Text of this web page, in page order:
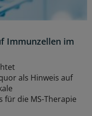
Immunzellen im
als Hinweis auf
für die MS-Therapie